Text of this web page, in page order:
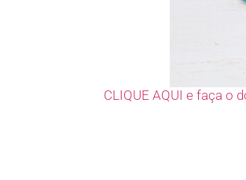
CLIQUE AQUI e faça o